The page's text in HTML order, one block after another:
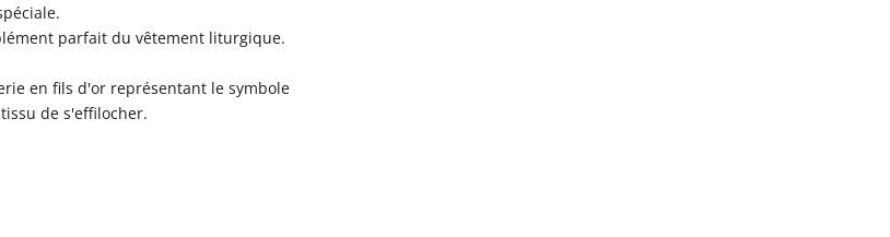
parfait du vêtement liturgique.
en fils d'or représentant le symbole
de s'effilocher.